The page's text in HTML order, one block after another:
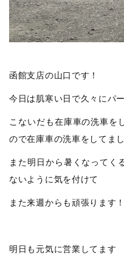
函館支店の山口です！
今日は肌寒い日で久々にパ
こないだも在庫車の洗車を
ので在庫車の洗車をしてまし
また明日から暑くなってく
ないように気を付けて
また来週からも頑張ります！
明日も元気に営業してます